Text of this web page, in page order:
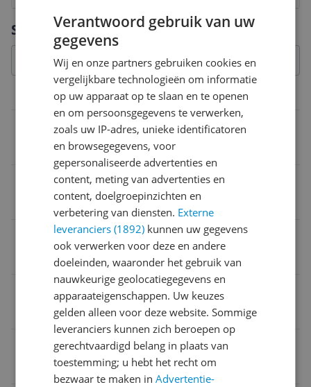
Specificaties
Overige kenmerken
Geschikt voor merk printer
Lexmark
Geschikt voor printer
Geschikt voor type printer
Lexmark MS617dn
Compatibel met
Lexmark MX517de
Cartridge inhoud
9.300 pagina's
Vraag 1 van 4
Verantwoord gebruik van uw
gegevens
Wij en onze partners gebruiken cookies en
vergelijkbare technologieën om informatie
op uw apparaat op te slaan en te openen
en om persoonsgegevens te verwerken,
zoals uw IP-adres, unieke identificatoren
en browsegegevens, voor
gepersonaliseerde advertenties en
content, meting van advertenties en
content, doelgroepinzichten en
verbetering van diensten. Externe
leveranciers (1892) kunnen uw gegevens
ook verwerken voor deze en andere
doeleinden, waaronder het gebruik van
nauwkeurige geolocatiegegevens en
apparaateigenschappen. Uw keuzes
gelden alleen voor deze website. Sommige
leveranciers kunnen zich beroepen op
gerechtvaardigd belang in plaats van
toestemming; u hebt het recht om
bezwaar te maken inAdvertentie-